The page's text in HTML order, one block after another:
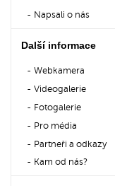
Napsali o nás
Další informace
Webkamera
Videogalerie
Fotogalerie
Pro média
Partneři a odkazy
Kam od nás?